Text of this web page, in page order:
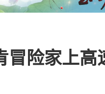
冒险家上高